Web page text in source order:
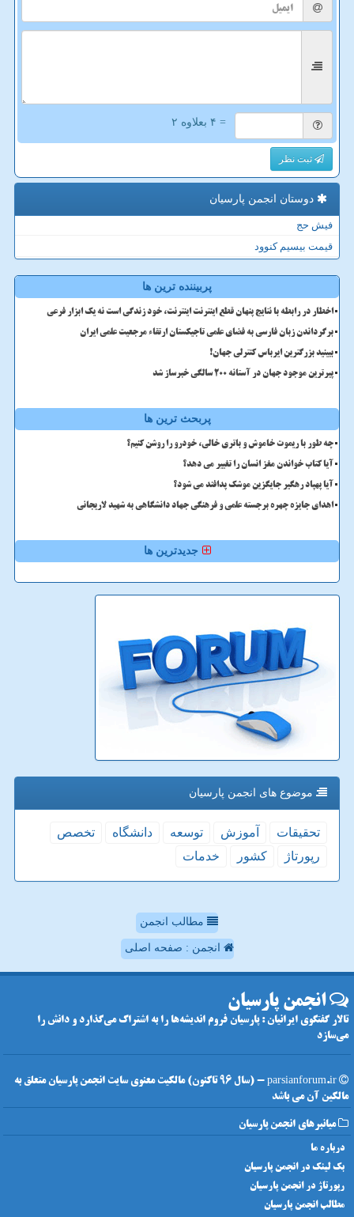
= ۴ بعلاوه ۲
ثبت نظر
دوستان انجمن پارسیان
فیش حج
قیمت بیسیم کنوود
پربیننده ترین ها
اخطار در رابطه با نتایج پنهان قطع اینترنت اینترنت، خود زندگی است نه یک ابزار فرعی
برگرداندن زبان فارسی به فضای علمی تاجیکستان ارتقاء مرجعیت علمی ایران
ببینید بزرگترین ایرباس کنترلی جهان!
پیرترین موجود جهان در آستانه ۲۰۰ سالگی خبرساز شد
پربحث ترین ها
چه طور با ریموت خاموش و باتری خالی، خودرو را روشن کنیم؟
آیا کتاب خواندن مغز انسان را تغییر می دهد؟
آیا پهپاد رهگیر جایگزین موشک پدافند می شود؟
اهدای جایزه چهره برجسته علمی و فرهنگی جهاد دانشگاهی به شهید لاریجانی
جدیدترین ها
موضوع های انجمن پارسیان
تحقیقات آموزش توسعه دانشگاه
تخصص
رپورتاژ
كشور خدمات
مطالب انجمن
انجمن : صفحه اصلی
انجمن پارسیان
تالار گفتگوی ایرانیان : پارسیان فروم اندیشه‌ها را به اشتراک می‌گذارد و دانش را
می‌سازد
parsianforum.ir - (سال 96 تاکنون) مالکیت معنوی سایت انجمن پارسیان متعلق به
مالکین آن می باشد
میانبرهای انجمن پارسیان
درباره ما
بک لینک در انجمن پارسیان
رپورتاژ در انجمن پارسیان
مطالب انجمن پارسیان